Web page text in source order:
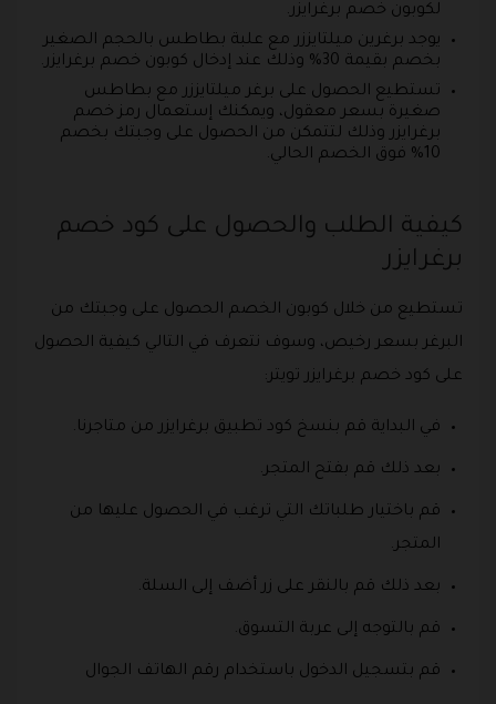
لكوبون خصم برغرايزر.
يوجد برغرين ميلتايززر مع علبة بطاطس بالحجم الصغير
بخصم بقيمة 30% وذلك عند إدخال كوبون خصم برغرايزر.
تستطيع الحصول على برغر ميلتايززر مع بطاطس
صغيرة بسعر معقول، ويمكنك إستعمال رمز خصم
برغرايزر وذلك لتتمكن من الحصول على وجبتك بخصم
10% فوق الخصم الحالي.
كيفية الطلب والحصول على كود خصم
برغرايزر
تستطيع من خلال كوبون الخصم الحصول على وجبتك من
البرغر بسعر رخيص، وسوف نتعرف في التالي كيفية الحصول
على كود خصم برغرايزر تويتر:
في البداية قم بنسخ كود تطبيق برغرايزر من متاجرنا.
بعد ذلك قم بفتح المتجر.
قم باختيار طلباتك التي ترغب في الحصول عليها من
المتجر.
بعد ذلك قم بالنقر على زر أضف إلى السلة.
قم بالتوجه إلى عربة التسوق.
قم بتسجيل الدخول باستخدام رقم الهاتف الجوال